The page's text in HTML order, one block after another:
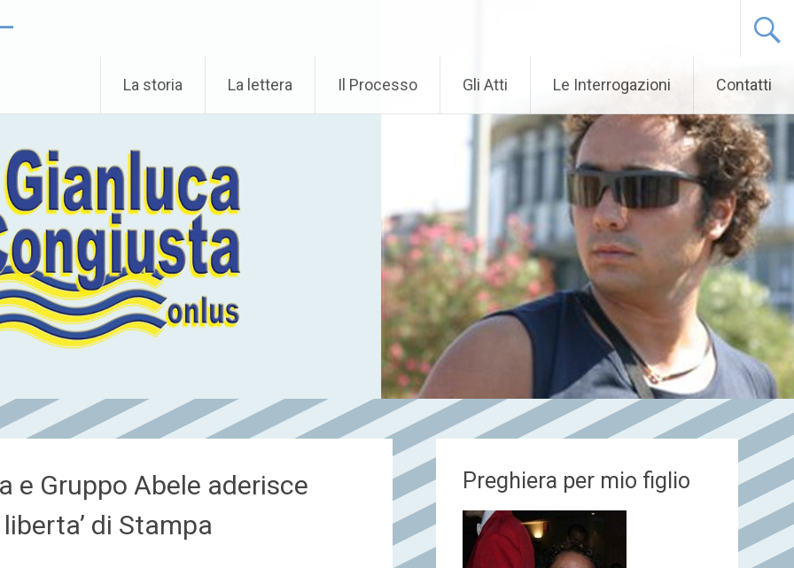
La storia La lettera Il Processo Gli Atti Le Interrogazioni Contatti
e Gruppo Abele aderisce
di Stampa
Preghiera per mio figlio